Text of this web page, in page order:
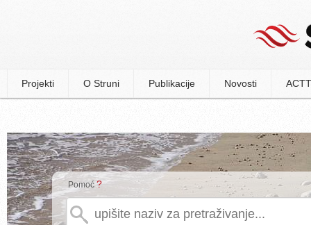
Projekti O Struni Publikacije Novosti
Pomoć?